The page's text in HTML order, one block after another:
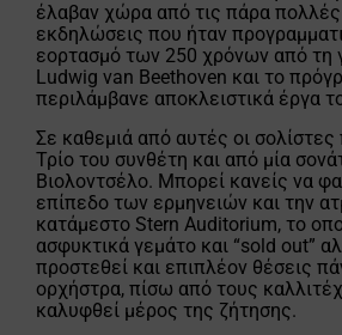
έλαβαν χώρα από τις πάρα πολλές
εκδηλώσεις που ήταν
εορτασμό των 250 χρόνων από τη
Ludwig van Beethoven και το
περιλάμβανε αποκλειστικά έργα
Σε καθεμιά από αυτές οι σολίστες
Τρίο του συνθέτη και από μία
Βιολοντσέλο. Μπορεί κανείς να
επίπεδο των ερμηνειών και την
κατάμεστο Stern Auditorium, το
ασφυκτικά γεμάτο και “sold out”
προστεθεί και επιπλέον θέσεις
ορχήστρα, πίσω από τους
καλυφθεί μέρος της ζήτησης.